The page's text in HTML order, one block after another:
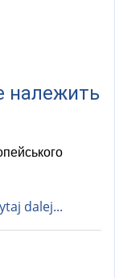
належить
dalej...